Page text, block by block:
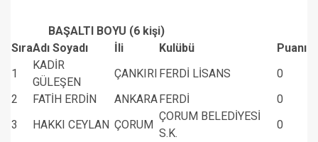
BAŞALTI BOYU (6 kişi)
SıraAdı Soyadı İli Kulübü
Puanı
1
KADİR
GÜLEŞEN
ÇANKIRI FERDİ LİSANS
0
2
FATİH ERDİN ANKARAFERDİ
0
3
HAKKI CEYLAN ÇORUM
ÇORUM BELEDİYESİ
S.K.
0